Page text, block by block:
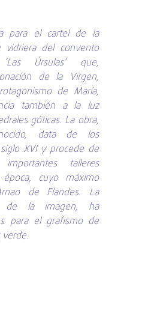
para el cartel de la
vidriera del convento
Úrsulas’ que,
de la Virgen,
de María,
también a la luz
góticas. La obra,
data de los
XVI y procede de
talleres
cuyo máximo
de Flandes. La
de la imagen, ha
para el grafismo de